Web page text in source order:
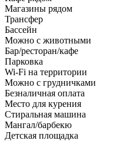
Магазины рядом
Трансфер
Бассейн
Можно с животными
Бар/ресторан/кафе
Парковка
Wi-Fi на территории
Можно с грудничками
Безналичная оплата
Место для курения
Стиральная машина
Мангал/барбекю
Детская площадка